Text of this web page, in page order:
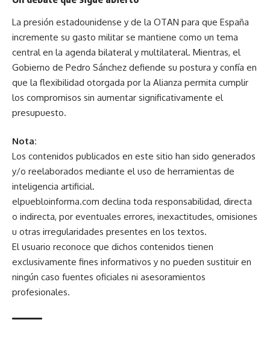
La presión estadounidense y de la OTAN para que España
incremente su gasto militar se mantiene como un tema
central en la agenda bilateral y multilateral. Mientras, el
Gobierno de Pedro Sánchez defiende su postura y confía en
que la flexibilidad otorgada por la Alianza permita cumplir
los compromisos sin aumentar significativamente el
presupuesto.
Nota:
Los contenidos publicados en este sitio han sido generados
y/o reelaborados mediante el uso de herramientas de
inteligencia artificial.
elpuebloinforma.com declina toda responsabilidad, directa
o indirecta, por eventuales errores, inexactitudes, omisiones
u otras irregularidades presentes en los textos.
El usuario reconoce que dichos contenidos tienen
exclusivamente fines informativos y no pueden sustituir en
ningún caso fuentes oficiales ni asesoramientos
profesionales.